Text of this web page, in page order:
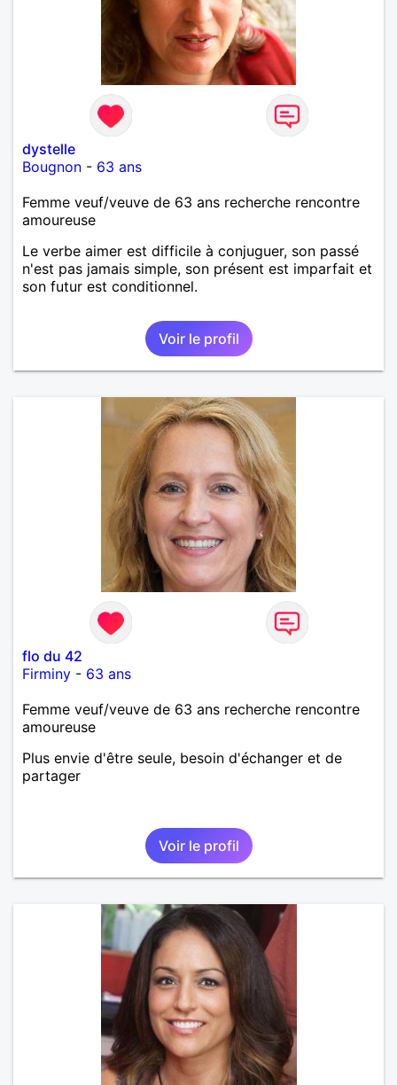
dystelle
Bougnon - 63 ans
Femme veuf/veuve de 63 ans recherche rencontre
amoureuse
Le verbe aimer est difficile à conjuguer, son passé
n'est pas jamais simple, son présent est imparfait et
son futur est conditionnel.
Voir le profil
flo du 42
Firminy - 63 ans
Femme veuf/veuve de 63 ans recherche rencontre
amoureuse
Plus envie d'être seule, besoin d'échanger et de
partager
Voir le profil